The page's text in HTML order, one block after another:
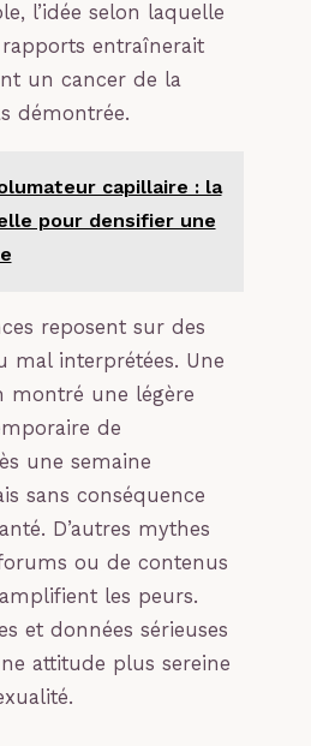
l’idée selon laquelle
entraînerait
un cancer de la
démontrée.
capillaire : la
pour densifier une
reposent sur des
mal interprétées. Une
montré une légère
de
une semaine
sans conséquence
D’autres mythes
ou de contenus
les peurs.
et données sérieuses
attitude plus sereine